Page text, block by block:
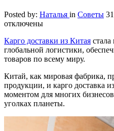
Posted by: Наталья in Советы
отключены
Карго доставки из Китая
глобальной логистики,
товаров по всему миру.
Китай, как мировая фабрика,
продукции, и карго доставка
моментом для многих
уголках планеты.